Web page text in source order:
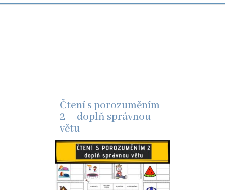
Čtení s porozuměním
2 – doplň správnou
větu